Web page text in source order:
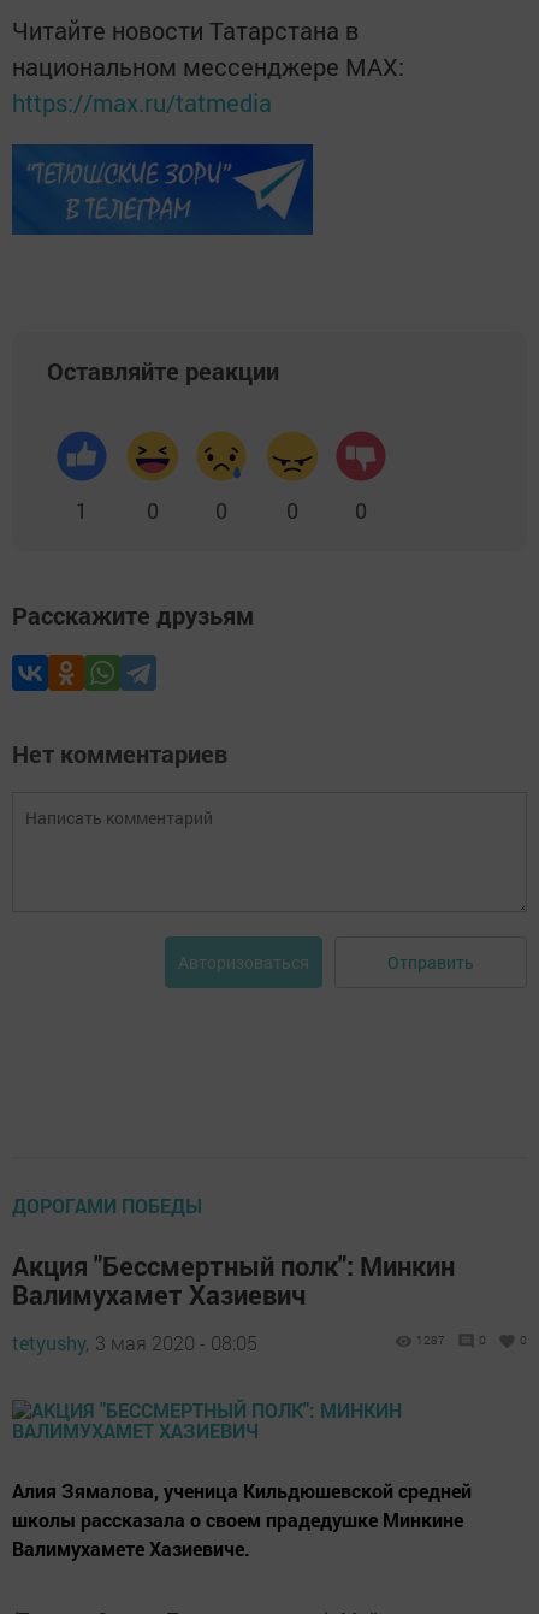
Читайте новости Татарстана в
национальном мессенджере MАХ:
https://max.ru/tatmedia
Оставляйте реакции
1 0 0 0 0
Расскажите друзьям
Нет комментариев
Авторизоваться Отправить
ДОРОГАМИ ПОБЕДЫ
Акция "Бессмертный полк": Минкин
Валимухамет Хазиевич
tetyushy, 3 мая 2020 - 08:05 1287 0 0
Алия Зямалова, ученица Кильдюшевской средней
школы рассказала о своем прадедушке Минкине
Валимухамете Хазиевиче.